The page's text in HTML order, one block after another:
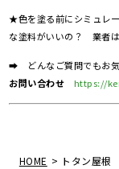
★色を塗る前にシミュレ
な塗料がいいの？ 業者
➡ どんなご質問でもお気
お問い合わせ
https://
HOME > トタン屋根